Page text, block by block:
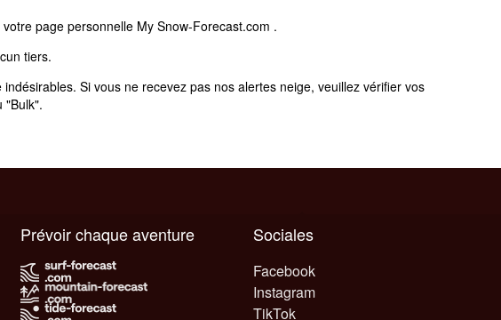
page personnelle My Snow-Forecast.com .
tiers.
Si vous ne recevez pas nos alertes neige, veuillez vérifier vos
"Bulk".
Sociales
Facebook
Instagram
TikTok
Prévoir chaque aventure